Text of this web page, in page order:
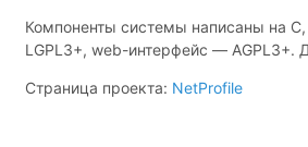
Компоненты системы написаны на
LGPL3+, web-интерфейс — AGPL3+.
Страница проекта: NetProfile